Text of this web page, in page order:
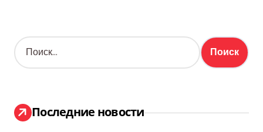
Н
а
:
Последние новости